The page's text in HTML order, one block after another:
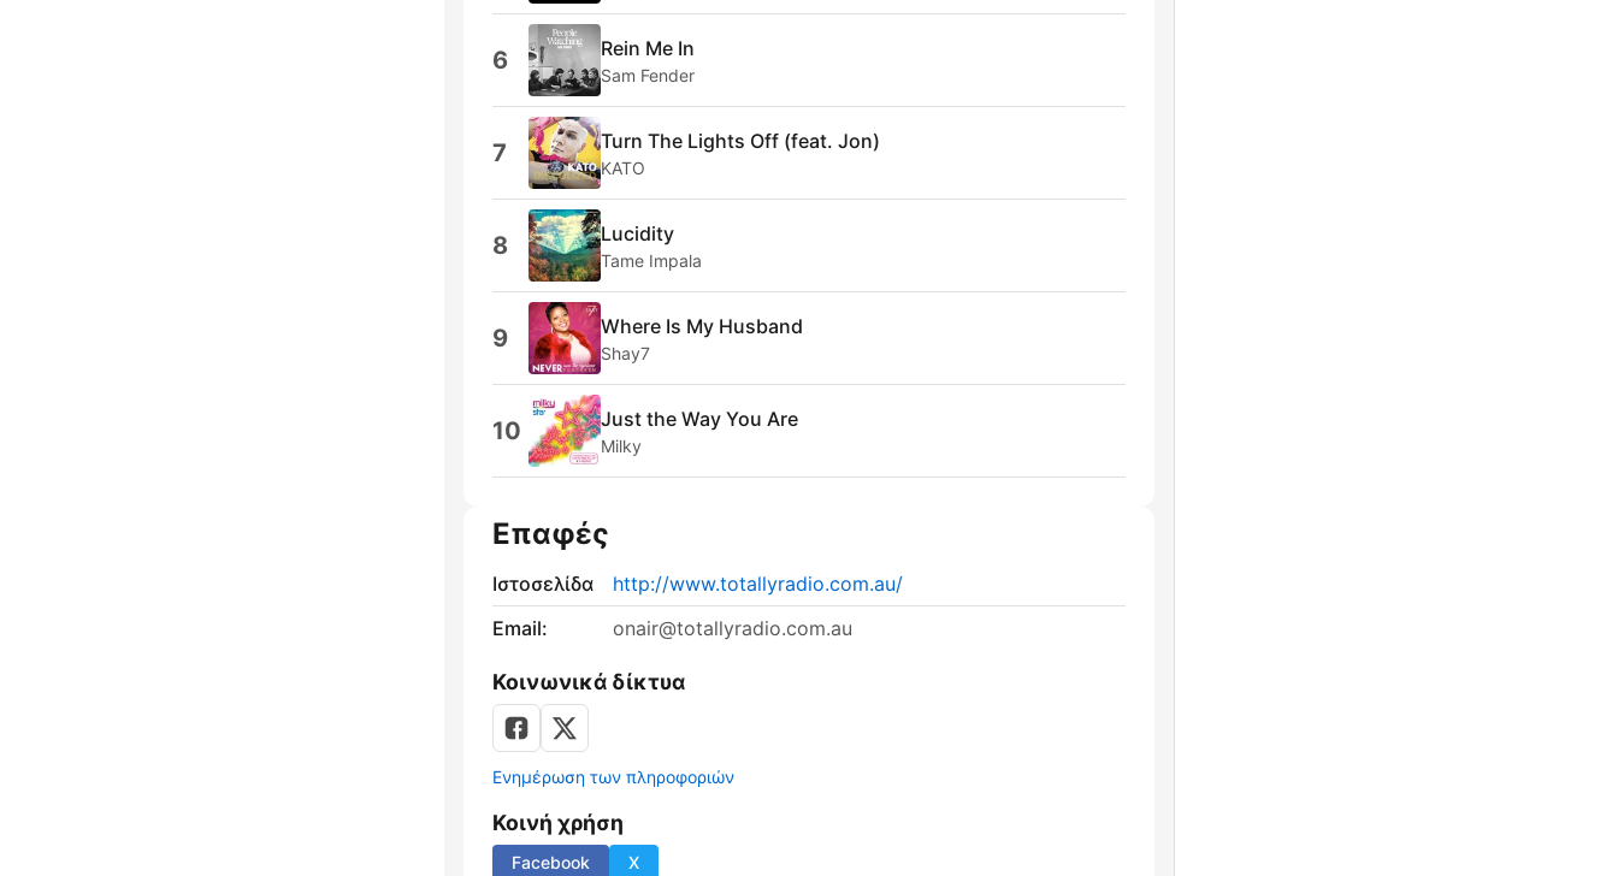
6 Rein Me In
Sam Fender
7 Turn The Lights Off (feat. Jon)
KATO
8 Lucidity
Tame Impala
9 Where Is My Husband
Shay7
10 Just the Way You Are
Milky
Επαφές
Ιστοσελίδα
http://www.totallyradio.com.au/
Email:
onair@totallyradio.com.au
Κοινωνικά δίκτυα
Ενημέρωση των πληροφοριών
Κοινή χρήση
Facebook X